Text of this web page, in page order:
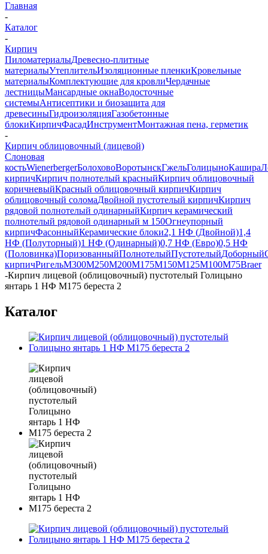
Главная
-
Каталог
-
Кирпич
ПиломатериалыДревесно-плитные
материалыУтеплительИзоляционные пленкиКровельные
материалыКомплектующие для кровлиЧердачные
лестницыМансардные окнаВодосточные
системыАнтисептики и биозащита для
древесиныГидроизоляцияГазобетонные
блокиКирпичФасадИнструментМонтажная пена, герметик
-
Кирпич облицовочный (лицевой)
Слоновая
костьWienerbergerБолоховоВоротынскГжельГолицыноКашира
кирпичКирпич полнотелый красныйКирпич облицовочный
коричневыйКрасный облицовочный кирпичКирпич
облицовочный соломаДвойной пустотелый кирпичКирпич
рядовой полнотелый одинарныйКирпич керамический
полнотелый рядовой одинарный м 150Огнеупорный
кирпичФасонныйКерамические блоки2,1 НФ (Двойной)1,4
НФ (Полуторный)1 НФ (Одинарный)0,7 НФ (Евро)0,5 НФ
(Половинка)ПоризованныйПолнотелыйПустотелыйДоборный
кирпичРигельМ300М250М200М175М150М125М100М75Braer
-Кирпич лицевой (облицовочный) пустотелый Голицыно
янтарь 1 НФ М175 береста 2
Каталог